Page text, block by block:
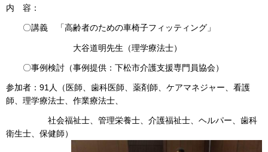
内 容：
〇講義 「高齢者のための車椅子フィッティング」
大谷道明先生（理学療法士）
〇事例検討（事例提供：下松市介護支援専門員協会）
参加者：91人（医師、歯科医師、薬剤師、ケアマネジャー、看護
師、理学療法士、作業療法士、
社会福祉士、管理栄養士、介護福祉士、ヘルパー、歯科
衛生士、保健師）